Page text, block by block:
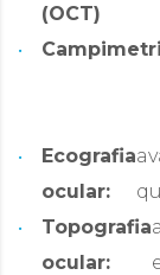
(OCT)
Ecografia
ocular:
Topografia
ocular: